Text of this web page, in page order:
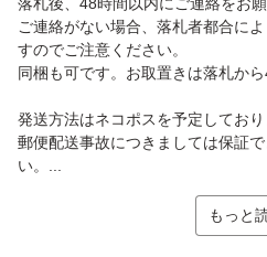
ご連絡がない場合、落札者都合に
すのでご注意ください。
同梱も可です。お取置きは落札か
発送方法はネコポスを予定しており
郵便配送事故につきましては保証
い。...
もっと